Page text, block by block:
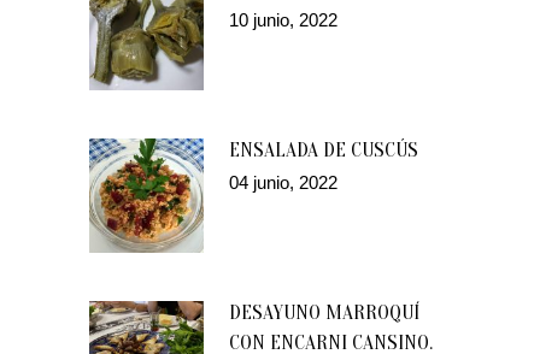
10 junio, 2022
ENSALADA DE CUSCÚS
04 junio, 2022
DESAYUNO MARROQUÍ
CON ENCARNI CANSINO.